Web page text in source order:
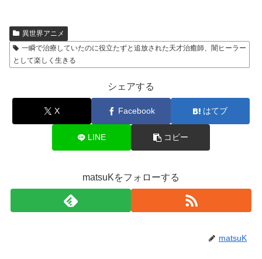
異世界アニメ
一瞬で治療していたのに役立たずと追放された天才治癒師、闇ヒーラー
として楽しく生きる
シェアする
X Facebook はてブ
LINE コピー
matsuKをフォローする
matsuK